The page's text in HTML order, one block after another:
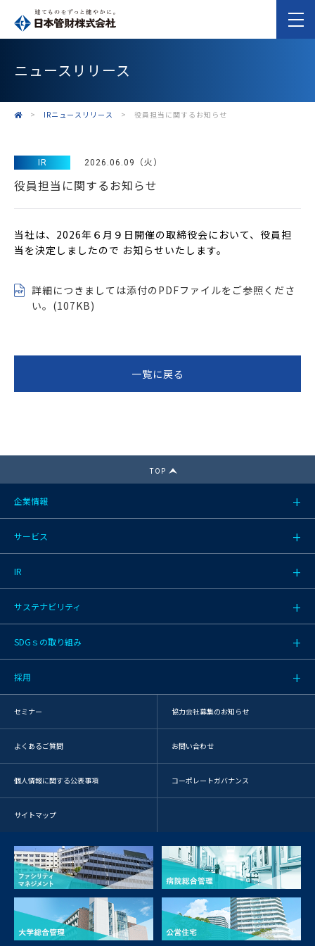
ニュースリリース
> IRニュースリリース > 役員担当に関するお知らせ
IR 2026.06.09（火）
役員担当に関するお知らせ
当社は、2026年６月９日開催の取締役会において、役員担
当を決定しましたので お知らせいたします。
詳細につきましては添付のPDFファイルをご参照くださ
い。(107KB)
一覧に戻る
TOP
企業情報
サービス
IR
サステナビリティ
SDGｓの取り組み
採用
セミナー 協力会社募集のお知らせ
よくあるご質問 お問い合わせ
個人情報に関する公表事項 コーポレートガバナンス
サイトマップ